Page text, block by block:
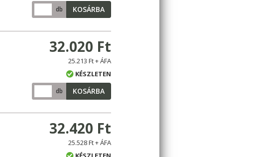
db KOSÁRBA
32.020 Ft
25.213 Ft + ÁFA
KÉSZLETEN
db KOSÁRBA
32.420 Ft
25.528 Ft + ÁFA